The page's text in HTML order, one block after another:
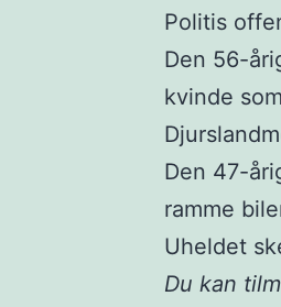
Politis
Den 56-
kvinde
Den 47-
ramme
Uheldet
Du kan